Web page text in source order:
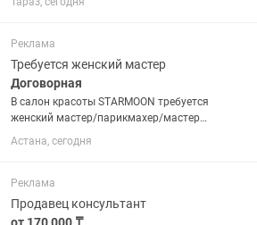
Реклама
Требуется женский мастер
Договорная
В салон красоты STARMOON требуется
женский мастер/парикмахер/мастер
универсал/хейр стилист С опытом
работы от 1 года Мы предоставим
поддержку и классный коллектив Вы...
Астана, сегодня
Реклама
Продавец консультант